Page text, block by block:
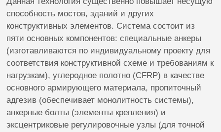
способность мостов, зданий и других
конструктивных элементов. Система состоит из
пяти основных компонентов: специальные анкеры
(изготавливаются по индивидуальному проекту для
соответствия конструктивной схеме и требованиям к
нагрузкам), углеродное полотно (CFRP) в качестве
основного армирующего материала, пропиточный
адгезив (обеспечивает монолитность системы),
анкерные болты (элементы крепления) и
эксцентриковые регулировочные узлы (для точной